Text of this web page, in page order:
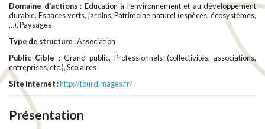
Domaine d'actions: Education à l’environnement et au développement
durable, Espaces verts, jardins, Patrimoine naturel (espèces, écosystèmes,
…), Paysages
Type de structure : Association
Public Cible : Grand public, Professionnels (collectivités, associations,
entreprises, etc.), Scolaires
Site internet :http://tourdimages.fr/
Présentation